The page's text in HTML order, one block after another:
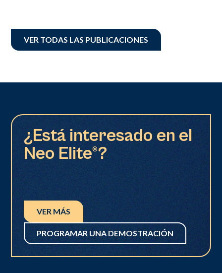
VER TODAS LAS PUBLICACIONES
¿Está interesado en el
Neo Elite®?
VER MÁS
PROGRAMAR UNA DEMOSTRACIÓN